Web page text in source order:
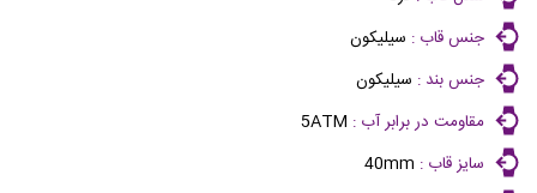
جنس قاب : سیلیکون
جنس بند : سیلیکون
مقاومت در برابر آب : 5ATM
سایز قاب : 40mm